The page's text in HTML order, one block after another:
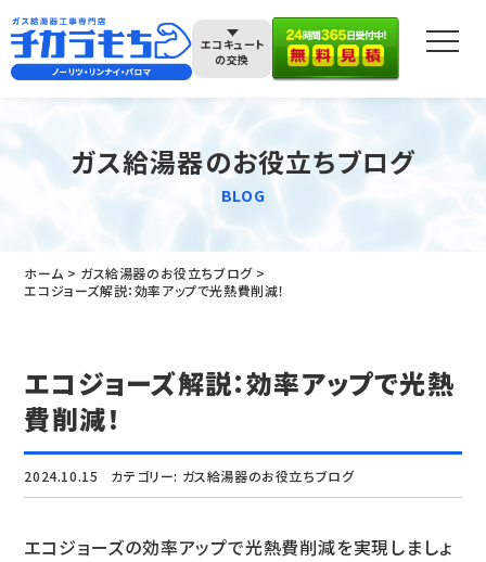
エコキュート
の交換
ガス給湯器のお役立ちブログ
BLOG
ホーム
ガス給湯器のお役立ちブログ
エコジョーズ解説：効率アップで光熱費削減！
エコジョーズ解説：効率アップで光熱
費削減！
2024.10.15 カテゴリー: ガス給湯器のお役立ちブログ
エコジョーズの効率アップで光熱費削減を実現しましょ